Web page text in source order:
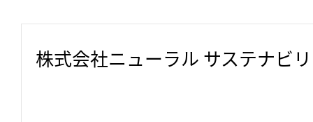
株式会社ニューラル サステナビ